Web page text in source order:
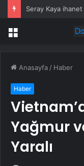
Menü
Anasayfa / Haber
Haber
Yağmur
Yaralı